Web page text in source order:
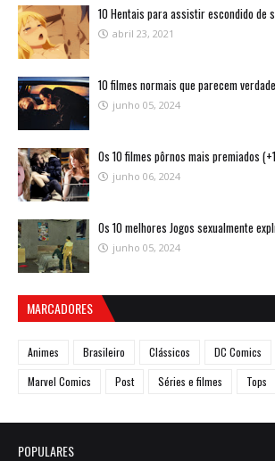
10 Hentais para assistir escondido de
abril 23, 2021
10 filmes normais que parecem
junho 05, 2024
Os 10 filmes pôrnos mais premiados
junho 06, 2024
Os 10 melhores Jogos sexualmente
junho 05, 2024
MARCADORES
Animes Brasileiro Clássicos DC Comics
Marvel Comics
Post Séries e filmes Tops
POPULARES